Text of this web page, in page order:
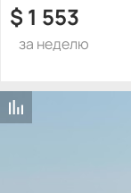
$ 1 553
за неделю